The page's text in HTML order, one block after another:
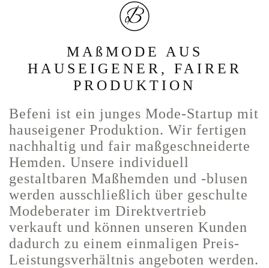
MAßMODE AUS
HAUSEIGENER, FAIRER
PRODUKTION
Befeni ist ein junges Mode-Startup mit
hauseigener Produktion. Wir fertigen
nachhaltig und fair maßgeschneiderte
Hemden. Unsere individuell
gestaltbaren Maßhemden und -blusen
werden ausschließlich über geschulte
Modeberater im Direktvertrieb
verkauft und können unseren Kunden
dadurch zu einem einmaligen Preis-
Leistungsverhältnis angeboten werden.